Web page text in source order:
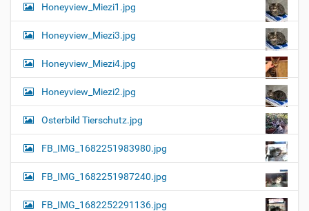
Honeyview_Miezi1.jpg
Honeyview_Miezi3.jpg
Honeyview_Miezi4.jpg
Honeyview_Miezi2.jpg
Osterbild Tierschutz.jpg
FB_IMG_1682251983980.jpg
FB_IMG_1682251987240.jpg
FB_IMG_1682252291136.jpg